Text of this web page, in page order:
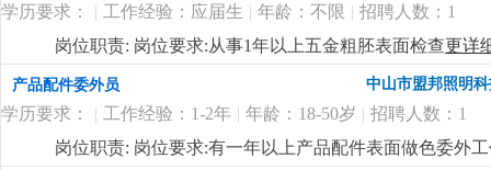
学历要求： | 工作经验：应届生 | 年龄：不限 | 招聘人数：1
岗位职责: 岗位要求:从事1年以上五金粗胚表面检查更详
产品配件委外员 中山市盟邦照明
学历要求： | 工作经验：1-2年 | 年龄：18-50岁 | 招聘人数：1
岗位职责: 岗位要求:有一年以上产品配件表面做色委外